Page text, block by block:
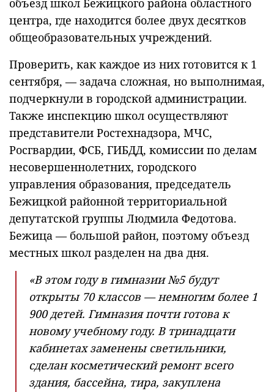
объезд школ Бежицкого района областного
центра, где находится более двух десятков
общеобразовательных учреждений.
Проверить, как каждое из них готовится к 1
сентября, — задача сложная, но выполнимая,
подчеркнули в городской администрации.
Также инспекцию школ осуществляют
представители Ростехнадзора, МЧС,
Росгвардии, ФСБ, ГИБДД, комиссии по делам
несовершеннолетних, городского
управления образования, председатель
Бежицкой районной территориальной
депутатской группы Людмила Федотова.
Бежица — большой район, поэтому объезд
местных школ разделен на два дня.
«В этом году в гимназии №5 будут
открыты 70 классов — немногим более 1
900 детей. Гимназия почти готова к
новому учебному году. В тринадцати
кабинетах заменены светильники,
сделан косметический ремонт всего
здания, бассейна, тира, закуплена